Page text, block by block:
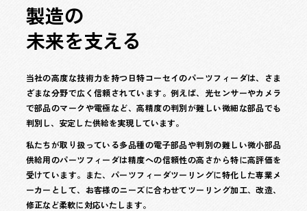
製造の
未来を支える
当社の高度な技術力を持つ日特コーセイのパーツフィーダは、さま
ざまな分野で広く信頼されています。例えば、光センサーやカメラ
で部品のマークや電極など、高精度の判別が難しい微細な部品でも
判別し、安定した供給を実現しています。
私たちが取り扱っている多品種の電子部品や判別の難しい微小部品
供給用のパーツフィーダは精度への信頼性の高さから特に高評価を
受けています。また、パーツフィーダツーリングに特化した専業メ
ーカーとして、お客様のニーズに合わせてツーリング加工、改造、
修正など柔軟に対応いたします。